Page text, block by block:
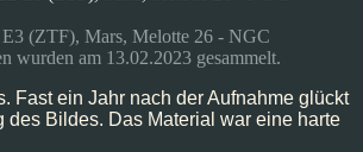
(ZTF)
–
Feb’23
(ZTF), Mars, Melotte 26 - NGC
wurden am 13.02.2023 gesammelt.
Fast ein Jahr nach der Aufnahme glückt
des Bildes. Das Material war eine harte